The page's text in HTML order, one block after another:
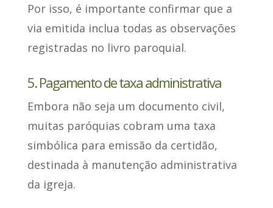
Por isso, é importante confirmar que a
via emitida inclua todas as observações
registradas no livro paroquial.
5. Pagamento de taxa administrativa
Embora não seja um documento civil,
muitas paróquias cobram uma taxa
simbólica para emissão da certidão,
destinada à manutenção administrativa
da igreja.